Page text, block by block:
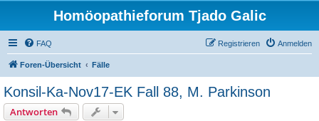
Homöopathieforum Tjado Galic
FAQ Anmelden
Registrieren
Foren-Übersicht Fälle
Konsil-Ka-Nov17-EK Fall 88, M. Parkinson
Antworten